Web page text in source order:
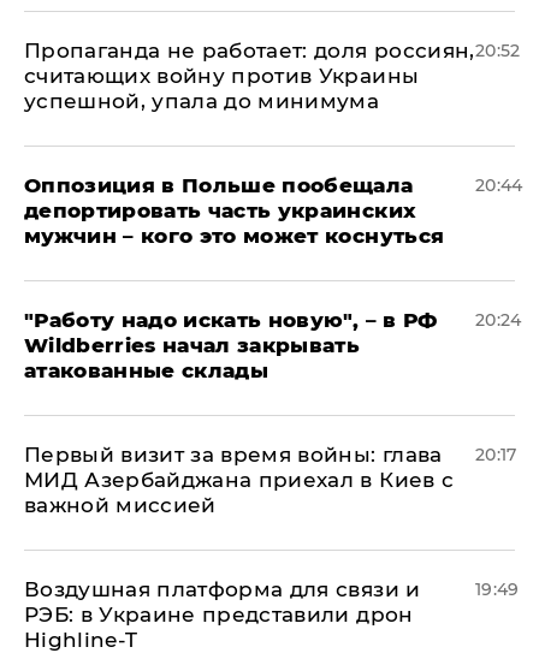
​Пропаганда не работает: доля россиян,
считающих войну против Украины
успешной, упала до минимума
20:52
Оппозиция в Польше пообещала
депортировать часть украинских
мужчин – кого это может коснуться
20:44
"Работу надо искать новую", – в РФ
Wildberries начал закрывать
атакованные склады
20:24
Первый визит за время войны: глава
МИД Азербайджана приехал в Киев с
важной миссией
20:17
Воздушная платформа для связи и
РЭБ: в Украине представили дрон
Highline-T
19:49